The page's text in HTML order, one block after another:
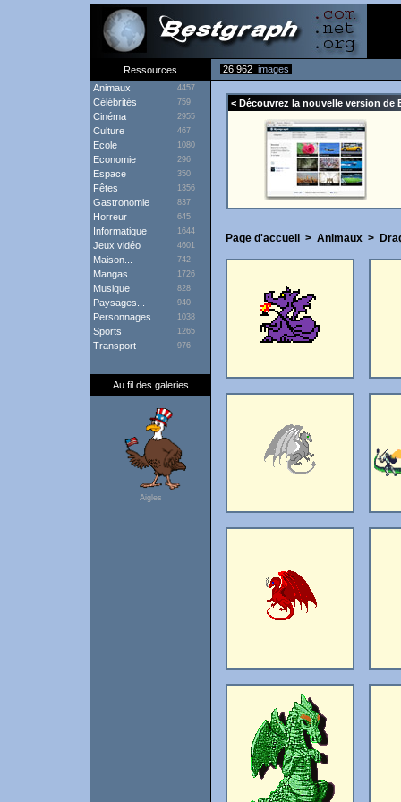
Ressources 26 962 images
Animaux
4457
Célébrités 759
Cinéma 2955
Culture 467
Ecole 1080
Economie 296
Espace 350
Fêtes 1356
Gastronomie 837
Horreur 645
Informatique 1644
Jeux vidéo 4601
Maison... 742
Mangas 1726
Musique 828
Paysages... 940
Personnages 1038
Sports 1265
Transport 976
Au fil des galeries
Aigles
< Découvrez la nouvelle version de
Page d'accueil > Animaux >